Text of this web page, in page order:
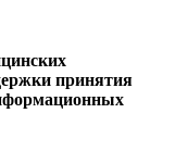
принятия